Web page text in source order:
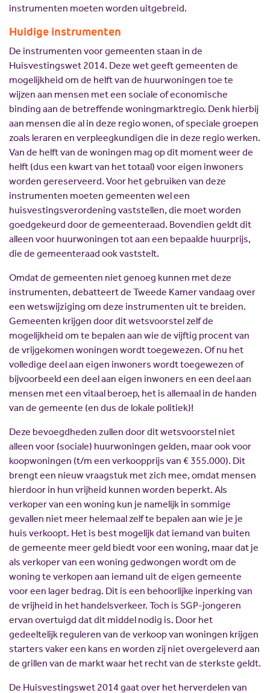
instrumenten moeten worden uitgebreid.
Huidige instrumenten
De instrumenten voor gemeenten staan in de
Huisvestingswet 2014. Deze wet geeft gemeenten de
mogelijkheid om de helft van de huurwoningen toe te
wijzen aan mensen met een sociale of economische
binding aan de betreffende woningmarktregio. Denk hierbij
aan mensen die al in deze regio wonen, of speciale groepen
zoals leraren en verpleegkundigen die in deze regio werken.
Van de helft van de woningen mag op dit moment weer de
helft (dus een kwart van het totaal) voor eigen inwoners
worden gereserveerd. Voor het gebruiken van deze
instrumenten moeten gemeenten wel een
huisvestingsverordening vaststellen, die moet worden
goedgekeurd door de gemeenteraad. Bovendien geldt dit
alleen voor huurwoningen tot aan een bepaalde huurprijs,
die de gemeenteraad ook vaststelt.
Omdat de gemeenten niet genoeg kunnen met deze
instrumenten, debatteert de Tweede Kamer vandaag over
een wetswijziging om deze instrumenten uit te breiden.
Gemeenten krijgen door dit wetsvoorstel zelf de
mogelijkheid om te bepalen aan wie de vijftig procent van
de vrijgekomen woningen wordt toegewezen. Of nu het
volledige deel aan eigen inwoners wordt toegewezen of
bijvoorbeeld een deel aan eigen inwoners en een deel aan
mensen met een vitaal beroep, het is allemaal in de handen
van de gemeente (en dus de lokale politiek)!
Deze bevoegdheden zullen door dit wetsvoorstel niet
alleen voor (sociale) huurwoningen gelden, maar ook voor
koopwoningen (t/m een verkoopprijs van € 355.000). Dit
brengt een nieuw vraagstuk met zich mee, omdat mensen
hierdoor in hun vrijheid kunnen worden beperkt. Als
verkoper van een woning kun je namelijk in sommige
gevallen niet meer helemaal zelf te bepalen aan wie je je
huis verkoopt. Het is best mogelijk dat iemand van buiten
de gemeente meer geld biedt voor een woning, maar dat je
als verkoper van een woning gedwongen wordt om de
woning te verkopen aan iemand uit de eigen gemeente
voor een lager bedrag. Dit is een behoorlijke inperking van
de vrijheid in het handelsverkeer. Toch is SGP-jongeren
ervan overtuigd dat dit middel nodig is. Door het
gedeeltelijk reguleren van de verkoop van woningen krijgen
starters vaker een kans en worden zij niet overgeleverd aan
de grillen van de markt waar het recht van de sterkste geldt.
De Huisvestingswet 2014 gaat over het herverdelen van